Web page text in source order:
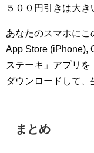
５００円引きは大き
あなたのスマホにこ
App Store (iPhone),
ステーキ」アプリを
ダウンロードして、
まとめ